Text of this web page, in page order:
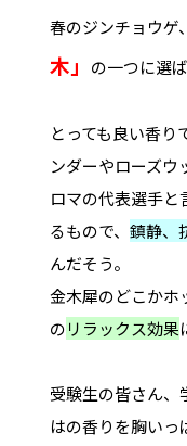
春のジンチョウゲ
木」
の一つに選
とっても良い香
ンダーやローズウ
ロマの代表選手と
るもので、 鎮静、
んだそう。
金木犀のどこかホ
のリラックス効果
受験生の皆さん、
はの香りを胸いっ